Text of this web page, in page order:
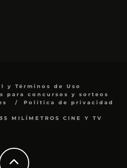
y Términos de Uso
para concursos y sorteos
Política de privacidad
MILÍMETROS CINE Y TV